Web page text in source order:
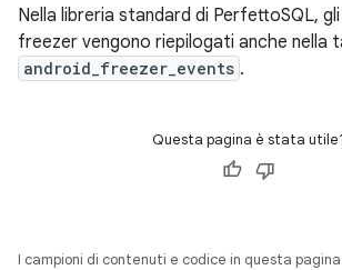
Nella libreria standard di PerfettoSQL,
freezer vengono riepilogati anche nella
android_freezer_events .
Questa pagina è stata
I campioni di contenuti e codice in questa